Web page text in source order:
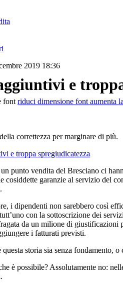
2019 18:36
e
font riduci dimensione font aumenta
correttezza per marginare di più.
punto vendita del Bresciano ci
cosiddette garanzie al servizio del
i dipendenti non sarebbero così
con la sottoscrizione dei
da un milione di giustificazioni
i fatturati previsti.
storia sia senza fondamento,
è possibile? Assolutamente no: